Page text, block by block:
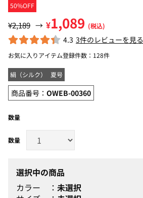
50%OFF
¥2,189 → ¥1,089 (税込)
4.3 3件のレビューを見る
お気に入りアイテム登録件数： 128件
絹（シルク） 夏号
商品番号： OWEB-00360
数量
選択中の商品
カラー
未選択